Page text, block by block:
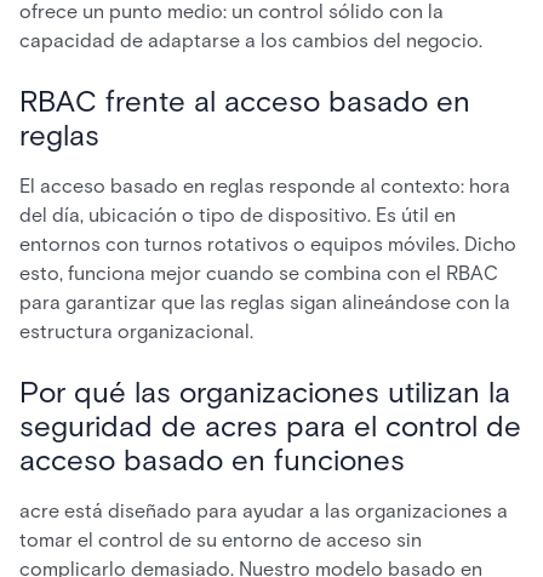
ofrece un punto medio: un control sólido con la
capacidad de adaptarse a los cambios del negocio.
RBAC frente al acceso basado en
reglas
El acceso basado en reglas responde al contexto: hora
del día, ubicación o tipo de dispositivo. Es útil en
entornos con turnos rotativos o equipos móviles. Dicho
esto, funciona mejor cuando se combina con el RBAC
para garantizar que las reglas sigan alineándose con la
estructura organizacional.
Por qué las organizaciones utilizan la
seguridad de acres para el control de
acceso basado en funciones
acre está diseñado para ayudar a las organizaciones a
tomar el control de su entorno de acceso sin
complicarlo demasiado. Nuestro modelo basado en